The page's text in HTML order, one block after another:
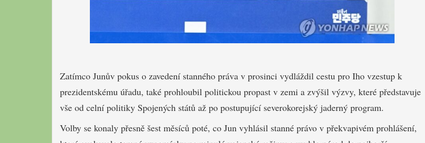
Zatímco Junův pokus o zavedení stanného práva v prosinci vydláždil cestu pro Iho vzestup k
prezidentskému úřadu, také prohloubil politickou propast v zemi a zvýšil výzvy, které představuje
vše od celní politiky Spojených států až po postupující severokorejský jaderný program.
Volby se konaly přesně šest měsíců poté, co Jun vyhlásil stanné právo v překvapivém prohlášení,